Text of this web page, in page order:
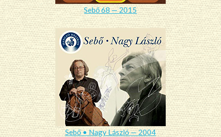
Sebő 68 — 2015
Sebő • Nagy László — 2004